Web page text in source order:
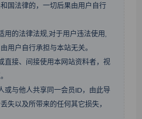
国法律的，一切后果由用户自行
的法律法规,对于用户违法使用,
用户自行承担与本站无关。
直接、间接使用本网站资料者，视
或与他人共享同一会员ID，由此导
失以及所带来的任何其它损失，